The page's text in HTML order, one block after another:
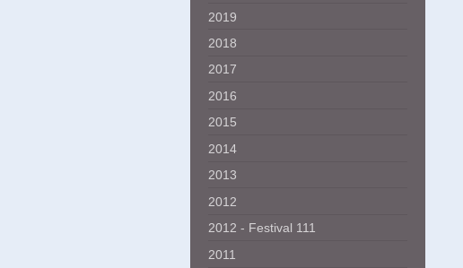
2019
2018
2017
2016
2015
2014
2013
2012
2012 - Festival 111
2011